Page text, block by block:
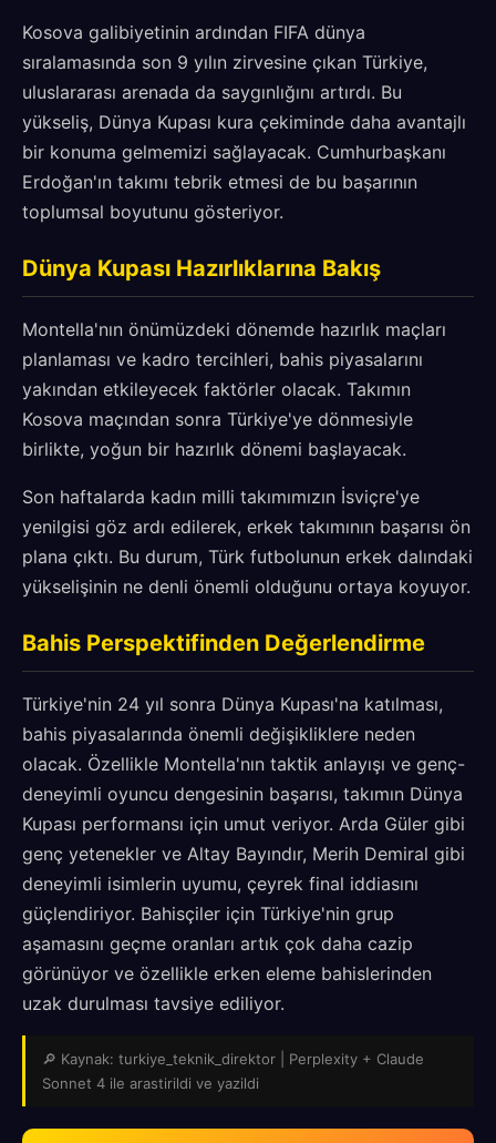
Kosova galibiyetinin ardından FIFA dünya
sıralamasında son 9 yılın zirvesine çıkan Türkiye,
uluslararası arenada da saygınlığını artırdı. Bu
yükseliş, Dünya Kupası kura çekiminde daha avantajlı
bir konuma gelmemizi sağlayacak. Cumhurbaşkanı
Erdoğan'ın takımı tebrik etmesi de bu başarının
toplumsal boyutunu gösteriyor.
Dünya Kupası Hazırlıklarına Bakış
Montella'nın önümüzdeki dönemde hazırlık maçları
planlaması ve kadro tercihleri, bahis piyasalarını
yakından etkileyecek faktörler olacak. Takımın
Kosova maçından sonra Türkiye'ye dönmesiyle
birlikte, yoğun bir hazırlık dönemi başlayacak.
Son haftalarda kadın milli takımımızın İsviçre'ye
yenilgisi göz ardı edilerek, erkek takımının başarısı ön
plana çıktı. Bu durum, Türk futbolunun erkek dalındaki
yükselişinin ne denli önemli olduğunu ortaya koyuyor.
Bahis Perspektifinden Değerlendirme
Türkiye'nin 24 yıl sonra Dünya Kupası'na katılması,
bahis piyasalarında önemli değişikliklere neden
olacak. Özellikle Montella'nın taktik anlayışı ve genç-
deneyimli oyuncu dengesinin başarısı, takımın Dünya
Kupası performansı için umut veriyor. Arda Güler gibi
genç yetenekler ve Altay Bayındır, Merih Demiral gibi
deneyimli isimlerin uyumu, çeyrek final iddiasını
güçlendiriyor. Bahisçiler için Türkiye'nin grup
aşamasını geçme oranları artık çok daha cazip
görünüyor ve özellikle erken eleme bahislerinden
uzak durulması tavsiye ediliyor.
🔎 Kaynak: turkiye_teknik_direktor | Perplexity + Claude
Sonnet 4 ile arastirildi ve yazildi